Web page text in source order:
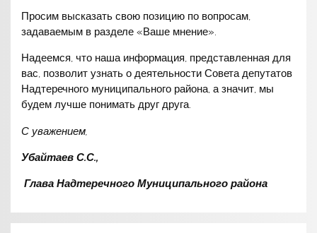
Просим высказать свою позицию по вопросам,
задаваемым в разделе «Ваше мнение».
Надеемся, что наша информация, представленная для
вас, позволит узнать о деятельности Совета депутатов
Надтеречного муниципального района, а значит, мы
будем лучше понимать друг друга.
С уважением,
Убайтаев С.С.,
Глава Надтеречного Муниципального района